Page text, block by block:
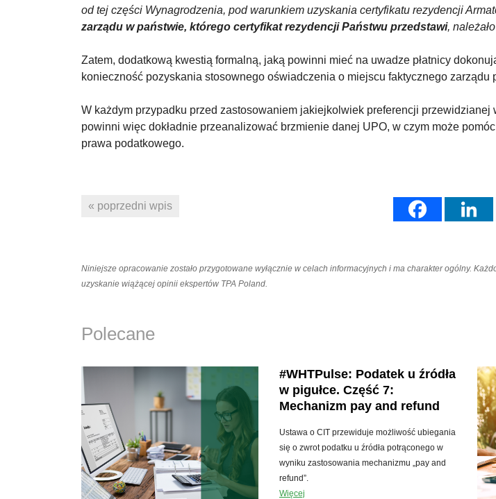
od tej części Wynagrodzenia, pod warunkiem uzyskania certyfikatu rezydencji
zarządu w państwie, którego certyfikat rezydencji Państwu przedstawi,
Zatem, dodatkową kwestią formalną, jaką powinni mieć na uwadze płatnicy
konieczność pozyskania stosownego oświadczenia o miejscu faktycznego zarządu
W każdym przypadku przed zastosowaniem jakiejkolwiek preferencji
powinni więc dokładnie przeanalizować brzmienie danej UPO, w czym może
prawa podatkowego.
« poprzedni wpis
Niniejsze opracowanie zostało przygotowane wyłącznie w celach informacyjnych i ma charakter ogólny.
uzyskanie wiążącej opinii ekspertów TPA Poland.
Polecane
#WHTPulse: Podatek u źródła
w pigułce. Część 7:
Mechanizm pay and refund
Ustawa o CIT przewiduje możliwość ubiegania
się o zwrot podatku u źródła potrąconego w
wyniku zastosowania mechanizmu „pay and
refund”.
Więcej